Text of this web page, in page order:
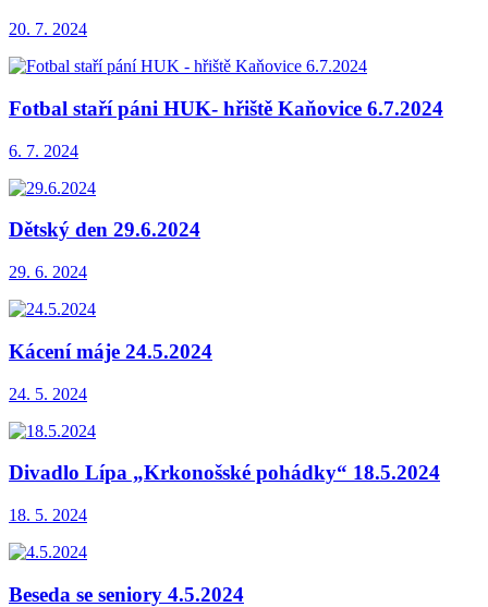
20. 7. 2024
Fotbal staří páni HUK- hřiště Kaňovice 6.7.2024
6. 7. 2024
Dětský den 29.6.2024
29. 6. 2024
Kácení máje 24.5.2024
24. 5. 2024
Divadlo Lípa „Krkonošské pohádky“ 18.5.2024
18. 5. 2024
Beseda se seniory 4.5.2024